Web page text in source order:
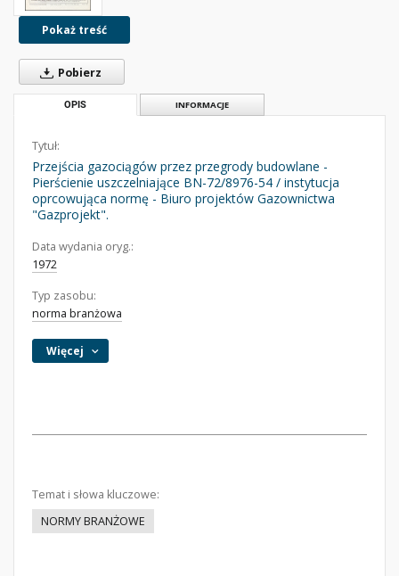
Pokaż treść
Pobierz
OPIS INFORMACJE
Tytuł:
Przejścia gazociągów przez przegrody budowlane -
Pierścienie uszczelniające BN-72/8976-54 / instytucja
oprcowująca normę - Biuro projektów Gazownictwa
"Gazprojekt".
Data wydania oryg.:
1972
Typ zasobu:
norma branżowa
Więcej
Temat i słowa kluczowe:
NORMY BRANŻOWE